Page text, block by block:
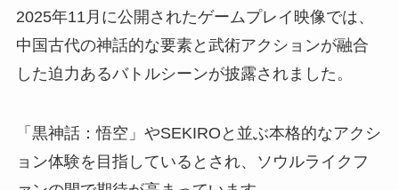
2025年11月に公開されたゲームプレイ映像では、
中国古代の神話的な要素と武術アクションが融合
した迫力あるバトルシーンが披露されました。
「黒神話：悟空」やSEKIROと並ぶ本格的なアクシ
ョン体験を目指しているとされ、ソウルライクフ